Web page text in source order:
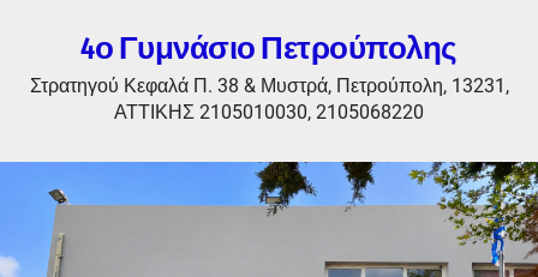
4ο Γυμνάσιο Πετρούπολης
Στρατηγού Κεφαλά Π. 38 & Μυστρά, Πετρούπολη, 13231,
ΑΤΤΙΚΗΣ 2105010030, 2105068220